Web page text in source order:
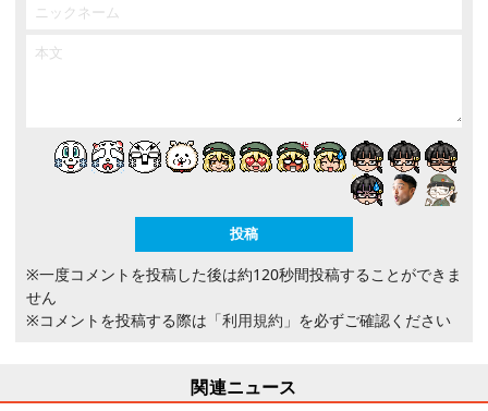
※一度コメントを投稿した後は約120秒間投稿することができま
せん
※コメントを投稿する際は 「利用規約」 を必ずご確認ください
関連ニュース